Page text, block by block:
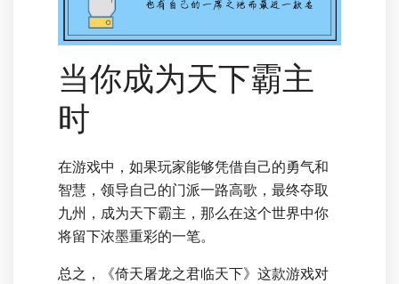
当你成为天下霸主
时
在游戏中，如果玩家能够凭借自己的勇气和
智慧，领导自己的门派一路高歌，最终夺取
九州，成为天下霸主，那么在这个世界中你
将留下浓墨重彩的一笔。
总之，《倚天屠龙之君临天下》这款游戏对